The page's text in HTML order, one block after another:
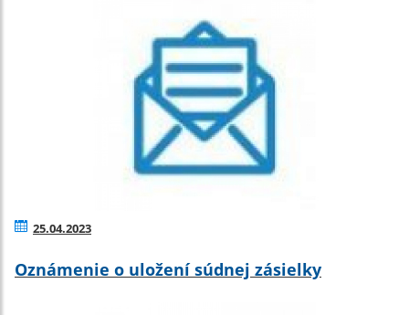
25.04.2023
Oznámenie o uložení súdnej zásielky